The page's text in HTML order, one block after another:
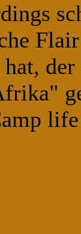
hat,